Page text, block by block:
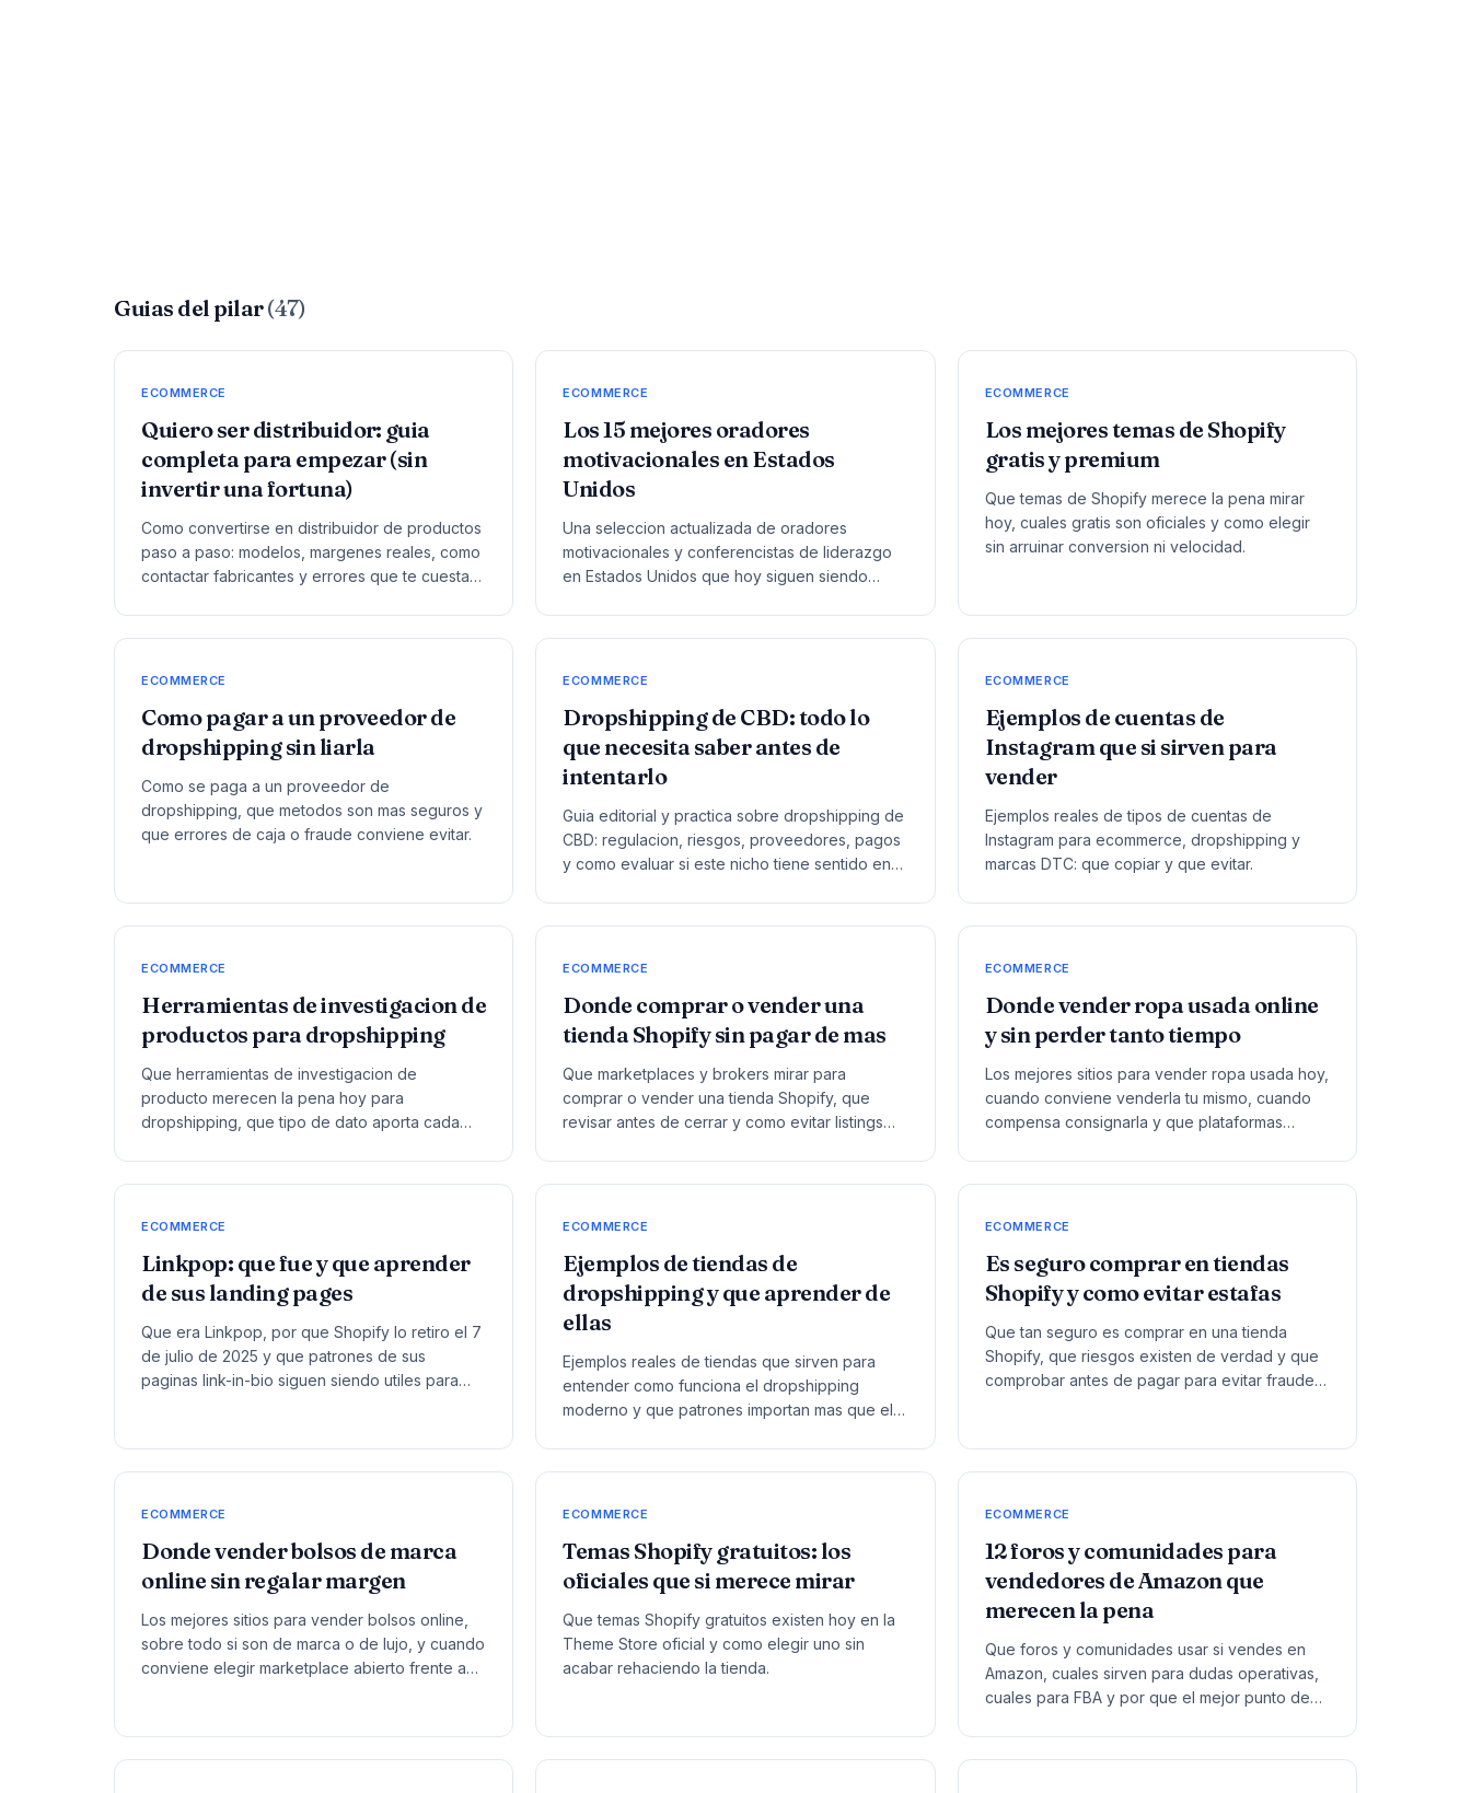
Guias del pilar(47)
ECOMMERCE
Quiero ser distribuidor: guia
completa para empezar (sin
invertir una fortuna)
Como convertirse en distribuidor de productos
paso a paso: modelos, margenes reales, como
contactar fabricantes y errores que te cuestan
ECOMMERCE
Los 15 mejores oradores
motivacionales en Estados
Unidos
Una seleccion actualizada de oradores
motivacionales y conferencistas de liderazgo
en Estados Unidos que hoy siguen siendo
ECOMMERCE
Los mejores temas de Shopify
gratis y premium
Que temas de Shopify merece la pena mirar
hoy, cuales gratis son oficiales y como elegir
sin arruinar conversion ni velocidad.
ECOMMERCE
Como pagar a un proveedor de
dropshipping sin liarla
Como se paga a un proveedor de
dropshipping, que metodos son mas seguros y
que errores de caja o fraude conviene evitar.
ECOMMERCE
Dropshipping de CBD: todo lo
que necesita saber antes de
intentarlo
Guia editorial y practica sobre dropshipping de
CBD: regulacion, riesgos, proveedores, pagos
y como evaluar si este nicho tiene sentido en
ECOMMERCE
Ejemplos de cuentas de
Instagram que si sirven para
vender
Ejemplos reales de tipos de cuentas de
Instagram para ecommerce, dropshipping y
marcas DTC: que copiar y que evitar.
ECOMMERCE
Herramientas de investigacion de
productos para dropshipping
Que herramientas de investigacion de
producto merecen la pena hoy para
dropshipping, que tipo de dato aporta cada
ECOMMERCE
Donde comprar o vender una
tienda Shopify sin pagar de mas
Que marketplaces y brokers mirar para
comprar o vender una tienda Shopify, que
revisar antes de cerrar y como evitar listings
ECOMMERCE
Donde vender ropa usada online
y sin perder tanto tiempo
Los mejores sitios para vender ropa usada hoy,
cuando conviene venderla tu mismo, cuando
compensa consignarla y que plataformas
ECOMMERCE
Linkpop: que fue y que aprender
de sus landing pages
Que era Linkpop, por que Shopify lo retiro el 7
de julio de 2025 y que patrones de sus
paginas link-in-bio siguen siendo utiles para
ECOMMERCE
Ejemplos de tiendas de
dropshipping y que aprender de
ellas
Ejemplos reales de tiendas que sirven para
entender como funciona el dropshipping
moderno y que patrones importan mas que el
ECOMMERCE
Es seguro comprar en tiendas
Shopify y como evitar estafas
Que tan seguro es comprar en una tienda
Shopify, que riesgos existen de verdad y que
comprobar antes de pagar para evitar fraudes
ECOMMERCE
Donde vender bolsos de marca
online sin regalar margen
Los mejores sitios para vender bolsos online,
sobre todo si son de marca o de lujo, y cuando
conviene elegir marketplace abierto frente a
ECOMMERCE
Temas Shopify gratuitos: los
oficiales que si merece mirar
Que temas Shopify gratuitos existen hoy en la
Theme Store oficial y como elegir uno sin
acabar rehaciendo la tienda.
ECOMMERCE
12 foros y comunidades para
vendedores de Amazon que
merecen la pena
Que foros y comunidades usar si vendes en
Amazon, cuales sirven para dudas operativas,
cuales para FBA y por que el mejor punto de